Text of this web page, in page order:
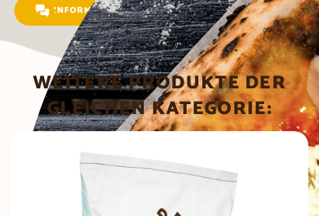
INFORMATIONEN ANFRAGEN
WEITERE PRODUKTE DER
GLEICHEN KATEGORIE: